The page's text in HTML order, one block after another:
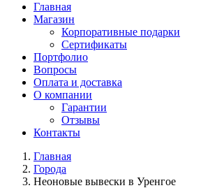
Главная
Магазин
Корпоративные подарки
Сертификаты
Портфолио
Вопросы
Оплата и доставка
О компании
Гарантии
Отзывы
Контакты
Главная
Города
Неоновые вывески в Уренгое